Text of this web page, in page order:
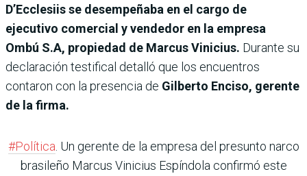
D’Ecclesiis se desempeñaba en el cargo de
ejecutivo comercial y vendedor en la empresa
Ombú S.A, propiedad de Marcus Vinicius. Durante su
declaración testifical detalló que los encuentros
contaron con la presencia de Gilberto Enciso, gerente
de la firma.
#Política . Un gerente de la empresa del presunto narco
brasileño Marcus Vinicius Espíndola confirmó este